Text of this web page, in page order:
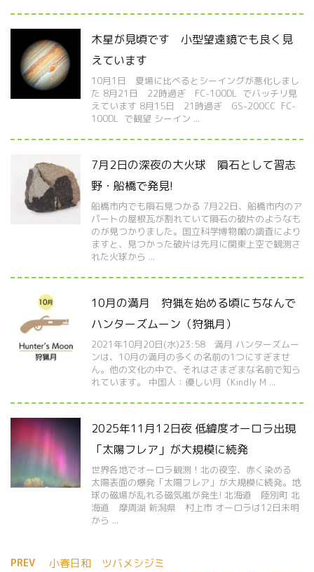
木星が見頃です 小型望遠鏡でも良く見
えています
10月1日 夏場に比べるとシーイングが悪化しまし
た 8月21日 22時過ぎ FC-100DL でバッチリ見
えています 8月15日 21時過ぎ GS-200CC FC-
100DL で観望 シーイン ...
7月2日の深夜の大火球 隕石として習志
野・船橋で発見!
船橋市内でも隕石見つかる 7月22日、船橋市内のア
パートの屋根瓦が割れていて隕石の破片のようなも
のが見つかりました。国立科学博物館の調査により
ますと、見つかった破片は先月に関東上空で観測さ
れた火球から ...
10月の満月 狩猟を始める頃にちなんで
ハンターズムーン（狩猟月）
2021年10月20日(水)23:58 満月 ハンターズムー
ンは、10月の満月の多くの名前の1つにすぎませ
ん。他の文化の中で、それはさまざまな名前で知ら
れています。 中国人：優しい月（Kindly M ...
2025年11月12日夜 低緯度オーロラ出現
「太陽フレア」が大規模に続発
世界各地でオーロラ観測！北の夜空、赤く染める
太陽表面の爆発「太陽フレア」が大規模に続発。地
球の磁場が乱れる磁気嵐が発生! 北海道 陸別町 北
海道 摩周湖 新潟県 村上市 オーロラは12日未明
から ...
PREV 小春日和 ツバメシジミ